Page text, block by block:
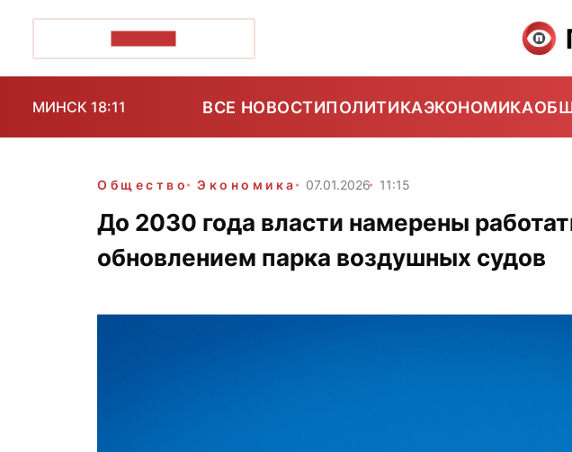
МИНСК 18:11 ВСЕ НОВОСТИПОЛИТИКАЭКОНОМИКА
Общество Экономика 07.01.2026 11:15
До 2030 года власти намерены
обновлением парка воздушных судов